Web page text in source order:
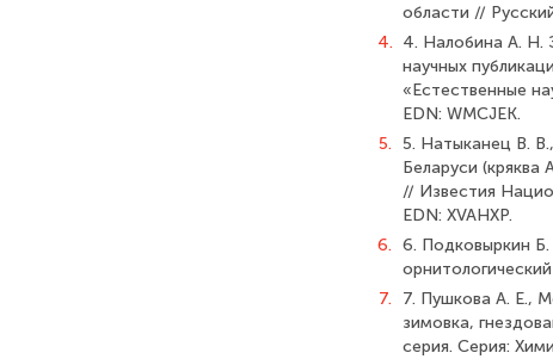
области //
4. 4. Налобина А. Н.
научных
«Естественные
EDN: WMCJEK.
5. 5. Натыканец В.
Беларуси
// Известия
EDN: XVAHXP.
6. 6. Подковыркин Б.
7.
7. Пушкова А. Е.,
зимовка,
серия. Серия: